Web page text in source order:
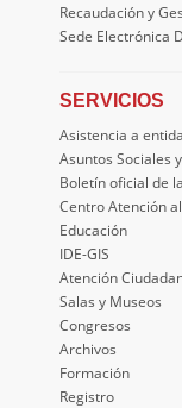
Recaudación y
Sede Electrónica
SERVICIOS
Asistencia a
Asuntos Sociales
Boletín oficial de
Centro Atención
Educación
IDE-GIS
Atención
Salas y Museos
Congresos
Archivos
Formación
Registro